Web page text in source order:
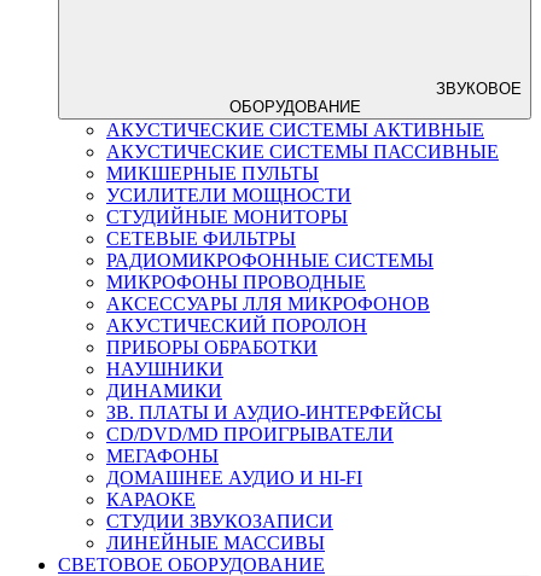
ЗВУКОВОЕ
ОБОРУДОВАНИЕ
АКУСТИЧЕСКИЕ СИСТЕМЫ АКТИВНЫЕ
АКУСТИЧЕСКИЕ СИСТЕМЫ ПАССИВНЫЕ
МИКШЕРНЫЕ ПУЛЬТЫ
УСИЛИТЕЛИ МОЩНОСТИ
СТУДИЙНЫЕ МОНИТОРЫ
СЕТЕВЫЕ ФИЛЬТРЫ
РАДИОМИКРОФОННЫЕ СИСТЕМЫ
МИКРОФОНЫ ПРОВОДНЫЕ
АКСЕССУАРЫ ЛЛЯ МИКРОФОНОВ
АКУСТИЧЕСКИЙ ПОРОЛОН
ПРИБОРЫ ОБРАБОТКИ
НАУШНИКИ
ДИНАМИКИ
ЗВ. ПЛАТЫ И АУДИО-ИНТЕРФЕЙСЫ
CD/DVD/MD ПРОИГРЫВАТЕЛИ
МЕГАФОНЫ
ДОМАШНЕЕ АУДИО И HI-FI
КАРАОКЕ
СТУДИИ ЗВУКОЗАПИСИ
ЛИНЕЙНЫЕ МАССИВЫ
СВЕТОВОЕ ОБОРУДОВАНИЕ